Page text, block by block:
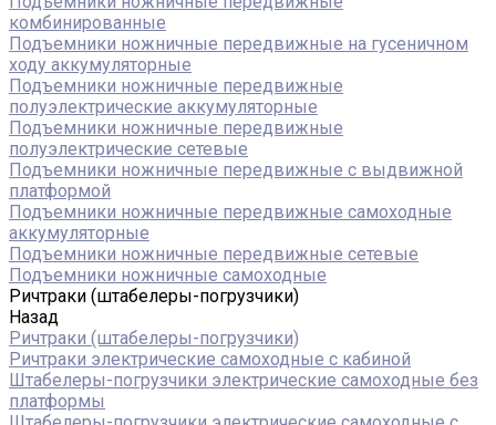
комбинированные
Подъемники ножничные передвижные на гусеничном
ходу аккумуляторные
Подъемники ножничные передвижные
полуэлектрические аккумуляторные
Подъемники ножничные передвижные
полуэлектрические сетевые
Подъемники ножничные передвижные с выдвижной
платформой
Подъемники ножничные передвижные самоходные
аккумуляторные
Подъемники ножничные передвижные сетевые
Подъемники ножничные самоходные
Ричтраки (штабелеры-погрузчики)
Назад
Ричтраки (штабелеры-погрузчики)
Ричтраки электрические самоходные с кабиной
Штабелеры-погрузчики электрические самоходные без
платформы